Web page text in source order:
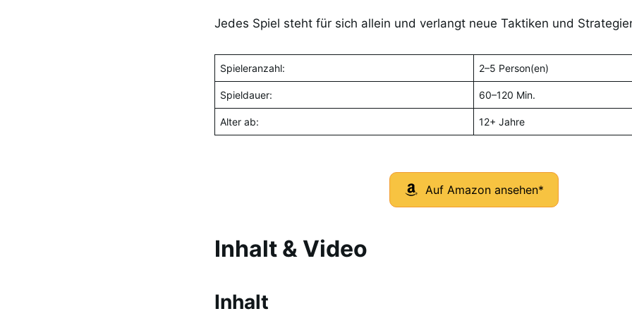
Jedes Spiel steht für sich allein und verlangt neue Taktiken und
Spieleranzahl: 2–5 Person(en)
Spieldauer: 60–120 Min.
Alter ab: 12+ Jahre
Auf Amazon ansehen*
Inhalt & Video
Inhalt